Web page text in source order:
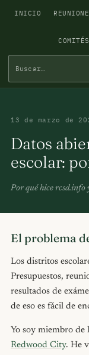
INICIO
COMITÉS
13 de marzo de
Datos
escolar:
Por qué hice rcsd.info
El problema
Los distritos
Presupuestos,
resultados de
de eso es fácil de
Yo soy miembro de
Redwood City. He